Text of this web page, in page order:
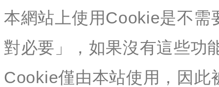
本網站上使用Cookie是不
對必要」，如果沒有這些功
Cookie僅由本站使用，因